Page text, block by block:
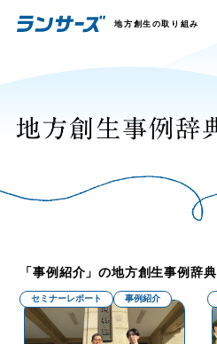
地方創生の取り組み
「事例紹介」の地方創生事例辞典
セミナーレポート 事例紹介